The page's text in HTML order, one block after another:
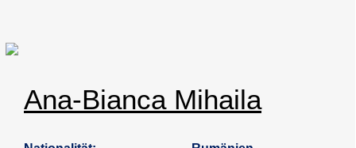
Ana-Bianca Mihaila